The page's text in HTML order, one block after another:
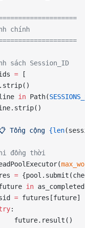
chính
sách Session_ID
= [
in Path(
Tổng cộng {len
đồng thời
=
in
= futures[future]
:
future.result()